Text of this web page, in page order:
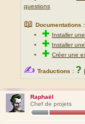
questions
📖 Documentations :
✚ Installer
✚ Installer
✚Créer une
✍ Traductions : ?
Raphaël
Chef de projets